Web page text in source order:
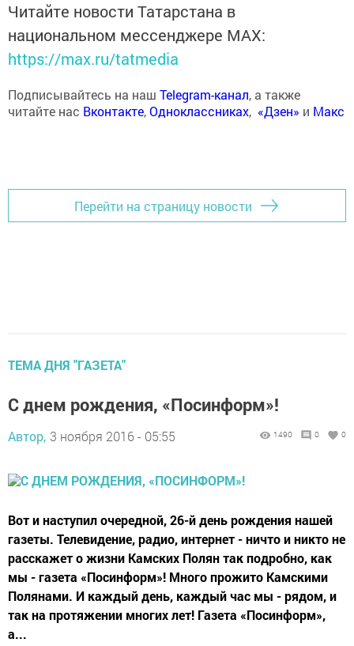
Читайте новости Татарстана в
национальном мессенджере MАХ:
https://max.ru/tatmedia
Подписывайтесь на наш Telegram-канал, а также
читайте нас Вконтакте,Одноклассниках, «Дзен» и Макс
Перейти на страницу новости
ТЕМА ДНЯ "ГАЗЕТА"
С днем рождения, «Посинформ»!
Автор, 3 ноября 2016 - 05:55 1490 0 0
Вот и наступил очередной, 26-й день рождения нашей
газеты. Телевидение, радио, интернет - ничто и никто не
расскажет о жизни Камских Полян так подробно, как
мы - газета «Посинформ»! Много прожито Камскими
Полянами. И каждый день, каждый час мы - рядом, и
так на протяжении многих лет! Газета «Посинформ»,
а...